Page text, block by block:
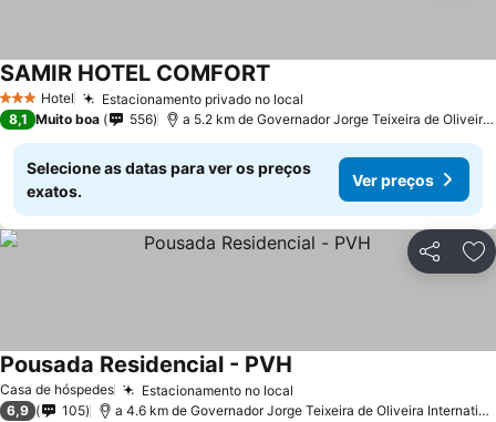
3 EstrelasHotel Estacionamento privado no local
SAMIR HOTEL COMFORT
8,1 Muito boa 556 a 5.2 km de Governador Jorge Teixeira de
Selecione as datas para ver os preços
exatos.
Ver preços
Partilhar
Casa de hóspedes Estacionamento no local
Pousada Residencial - PVH
6,9 105 a 4.6 km de Governador Jorge Teixeira de Oliveira